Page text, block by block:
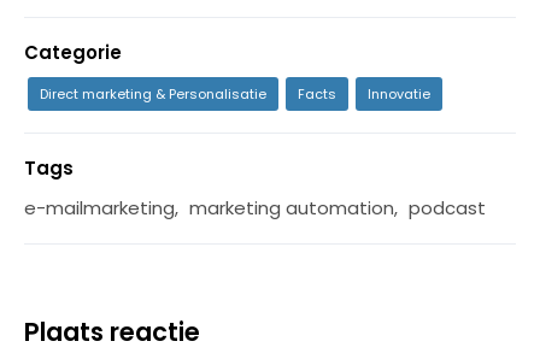
Categorie
Direct marketing & Personalisatie Facts Innovatie
Tags
e-mailmarketing, marketing automation, podcast
Plaats reactie